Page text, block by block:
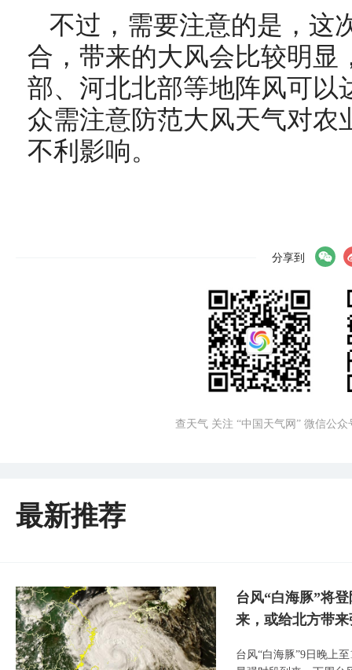
不过，需要注意的是，这
合，带来的大风会比较明显
部、河北北部等地阵风可以
众需注意防范大风天气对农
不利影响。
分享到
查天气 关注 “中国天气网” 微信公众
最新推荐
台风“白海豚”将
来，或给北方带
台风“白海豚”9日晚上